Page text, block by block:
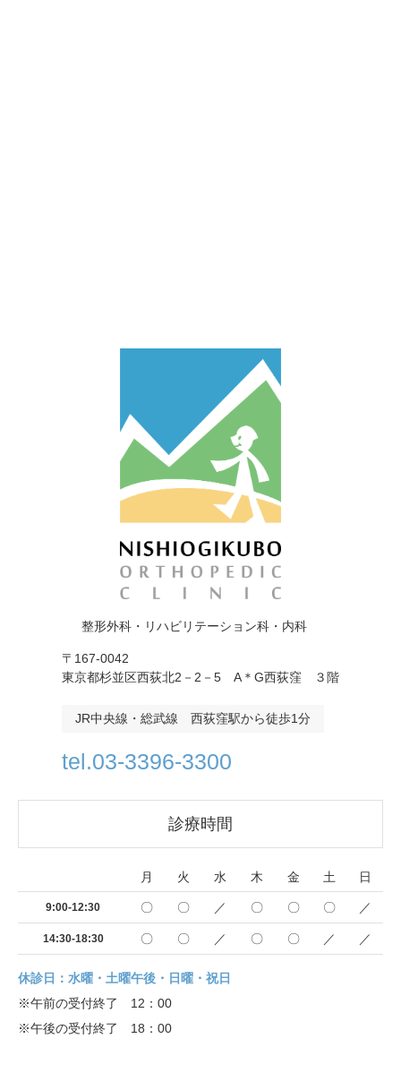
整形外科・リハビリテーション科・内科
〒167-0042
東京都杉並区西荻北2－2－5 A＊G西荻窪 ３階
JR中央線・総武線 西荻窪駅から徒歩1分
tel.03-3396-3300
診療時間
月 火 水 木 金 土 日
9:00-12:30 〇 〇 ／ 〇 〇 〇 ／
14:30-18:30 〇 〇 ／ 〇 〇 ／ ／
休診日：水曜・土曜午後・日曜・祝日
※午前の受付終了 12：00
※午後の受付終了 18：00